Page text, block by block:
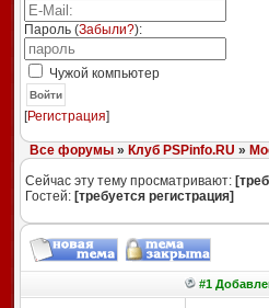
Пароль (Забыли?):
Чужой компьютер
Войти
[Регистрация]
Все форумы» Клуб PSPinfo.RU »
Сейчас эту тему просматривают:
Гостей: [требуется регистрация]
#1